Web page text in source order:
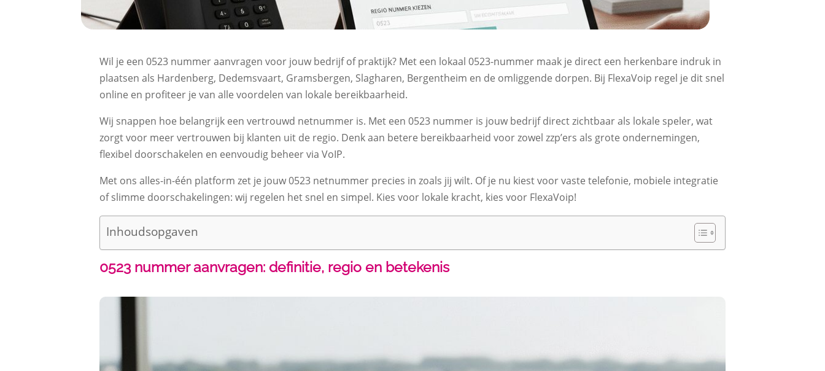
Wil je een 0523 nummer aanvragen voor jouw bedrijf of praktijk? Met een lokaal 0523-nummer maak je direct een herkenbare indruk in
plaatsen als Hardenberg, Dedemsvaart, Gramsbergen, Slagharen, Bergentheim en de omliggende dorpen. Bij FlexaVoip regel je dit snel
online en profiteer je van alle voordelen van lokale bereikbaarheid.
Wij snappen hoe belangrijk een vertrouwd netnummer is. Met een 0523 nummer is jouw bedrijf direct zichtbaar als lokale speler, wat
zorgt voor meer vertrouwen bij klanten uit de regio. Denk aan betere bereikbaarheid voor zowel zzp’ers als grote ondernemingen,
flexibel doorschakelen en eenvoudig beheer via VoIP.
Met ons alles-in-één platform zet je jouw 0523 netnummer precies in zoals jij wilt. Of je nu kiest voor vaste telefonie, mobiele integratie
of slimme doorschakelingen: wij regelen het snel en simpel. Kies voor lokale kracht, kies voor FlexaVoip!
Inhoudsopgaven
0523 nummer aanvragen: definitie, regio en betekenis